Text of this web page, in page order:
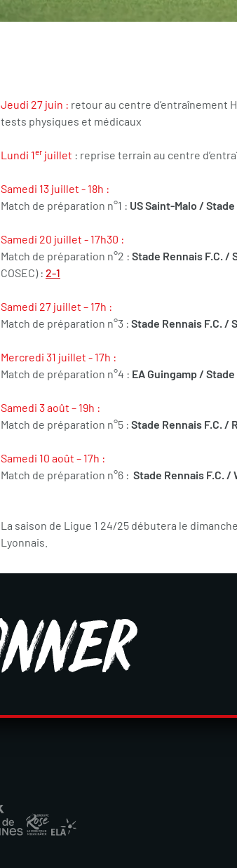
Jeudi 27 juin : retour au centre d’entraînement
tests physiques et médicaux
Lundi 1er juillet : reprise terrain au centre
Samedi 13 juillet - 18h :
Match de préparation n°1 : US Saint-Malo / Stade
Samedi 20 juillet - 17h30 :
Match de préparation n°2 : Stade Rennais F.C. /
COSEC) : 2-1
Samedi 27 juillet – 17h :
Match de préparation n°3 : Stade Rennais F.C. /
Mercredi 31 juillet - 17h :
Match de préparation n°4 : EA Guingamp /
Samedi 3 août – 19h :
Match de préparation n°5 : Stade Rennais F.C. /
Samedi 10 août – 17h :
Match de préparation n°6 : Stade Rennais F.C. /
La saison de Ligue 1 24/25 débutera le
Lyonnais.